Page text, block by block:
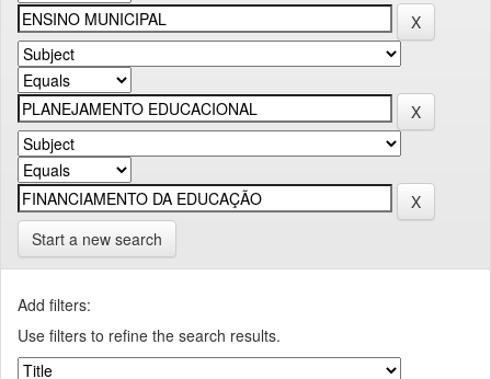
Start a new search
Add filters:
Use filters to refine the search results.